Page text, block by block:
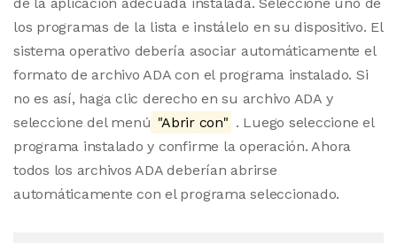
los programas de la lista e instálelo en su dispositivo. El
sistema operativo debería asociar automáticamente el
formato de archivo ADA con el programa instalado. Si
no es así, haga clic derecho en su archivo ADA y
seleccione del menú "Abrir con" . Luego seleccione el
programa instalado y confirme la operación. Ahora
todos los archivos ADA deberían abrirse
automáticamente con el programa seleccionado.